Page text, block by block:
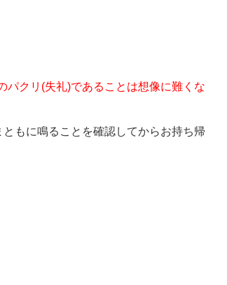
パクリ(失礼)であることは想像に難くな
もに鳴ることを確認してからお持ち帰